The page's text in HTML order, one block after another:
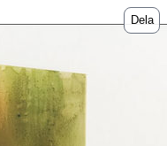
Dela